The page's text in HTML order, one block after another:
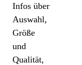
Infos über
Auswahl,
Größe
und
Qualität,